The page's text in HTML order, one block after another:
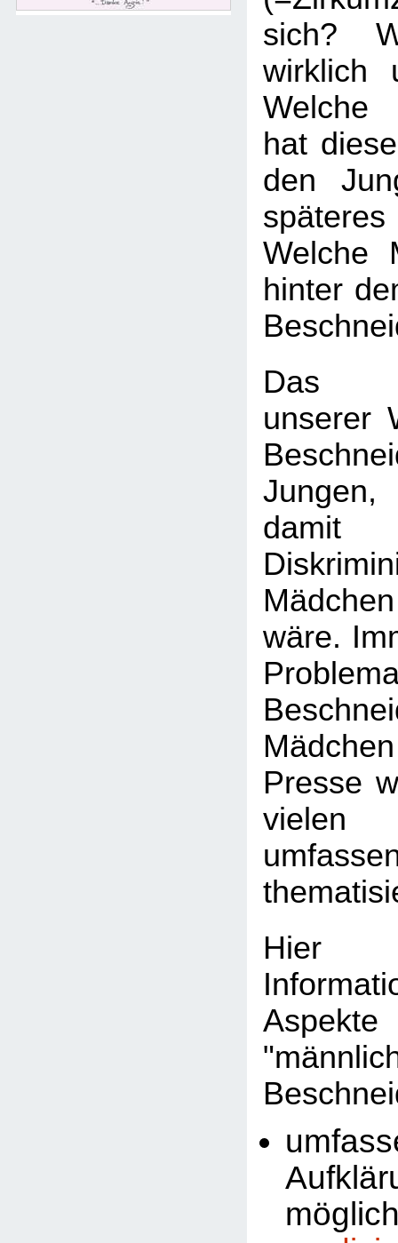
sich?
wirklich
Welche
hat
den
Welche
hinter
Das
unserer
wäre.
Presse
Hier